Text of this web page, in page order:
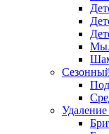
Удаление